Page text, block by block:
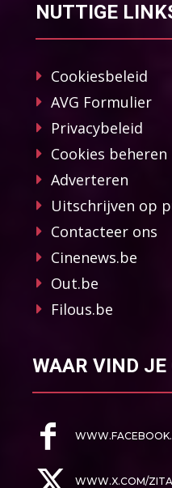
NUTTIGE
Cookiesbeleid
AVG Formulier
Privacybeleid
Cookies beheren
Adverteren
Uitschrijven op
Contacteer ons
Cinenews.be
Out.be
Filous.be
WAAR VIND JE
WWW.X.COM/